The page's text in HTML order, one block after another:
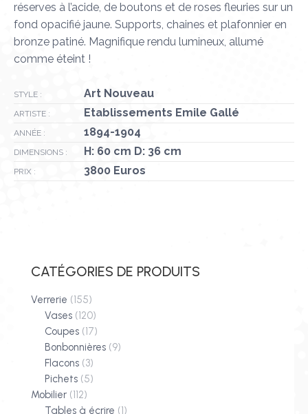
réserves à l’acide, de boutons et de roses fleuries sur un
fond opacifié jaune. Supports, chaines et plafonnier en
bronze patiné. Magnifique rendu lumineux, allumé
comme éteint !
STYLE : Art Nouveau
ARTISTE : Etablissements Emile Gallé
ANNÉE : 1894-1904
DIMENSIONS : H: 60 cm D: 36 cm
PRIX : 3800 Euros
CATÉGORIES DE PRODUITS
Verrerie (155)
Vases (120)
Coupes (17)
Bonbonnières (9)
Flacons (3)
Pichets (5)
Mobilier (112)
Tables à écrire (1)